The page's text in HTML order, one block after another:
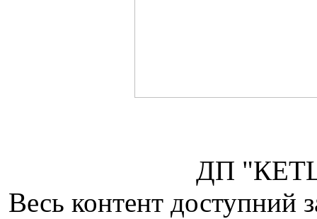
ДП
Весь контент доступний